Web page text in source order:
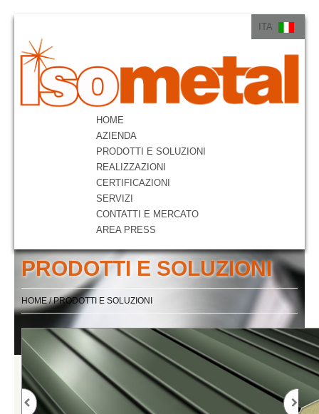
ITA
ENG
HOME
AZIENDA
PRODOTTI E SOLUZIONI
REALIZZAZIONI
CERTIFICAZIONI
SERVIZI
CONTATTI E MERCATO
AREA PRESS
PRODOTTI E SOLUZIONI
HOME/PRODOTTI E SOLUZIONI